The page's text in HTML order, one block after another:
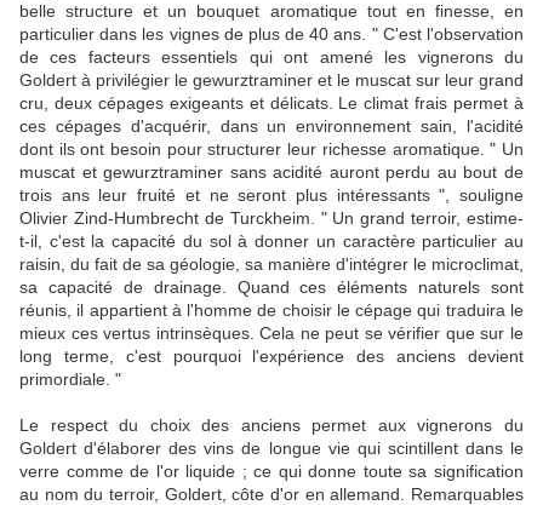
belle structure et un bouquet aromatique tout en finesse, en
particulier dans les vignes de plus de 40 ans. " C'est l'observation
de ces facteurs essentiels qui ont amené les vignerons du
Goldert à privilégier le gewurztraminer et le muscat sur leur grand
cru, deux cépages exigeants et délicats. Le climat frais permet à
ces cépages d'acquérir, dans un environnement sain, l'acidité
dont ils ont besoin pour structurer leur richesse aromatique. " Un
muscat et gewurztraminer sans acidité auront perdu au bout de
trois ans leur fruité et ne seront plus intéressants ", souligne
Olivier Zind-Humbrecht de Turckheim. " Un grand terroir, estime-
t-il, c'est la capacité du sol à donner un caractère particulier au
raisin, du fait de sa géologie, sa manière d'intégrer le microclimat,
sa capacité de drainage. Quand ces éléments naturels sont
réunis, il appartient à l'homme de choisir le cépage qui traduira le
mieux ces vertus intrinsèques. Cela ne peut se vérifier que sur le
long terme, c'est pourquoi l'expérience des anciens devient
primordiale. "
Le respect du choix des anciens permet aux vignerons du
Goldert d'élaborer des vins de longue vie qui scintillent dans le
verre comme de l'or liquide ; ce qui donne toute sa signification
au nom du terroir, Goldert, côte d'or en allemand. Remarquables